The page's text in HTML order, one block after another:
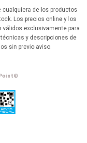
cualquiera de los productos
Los precios online y los
válidos exclusivamente para
y descripciones de
sin previo aviso.